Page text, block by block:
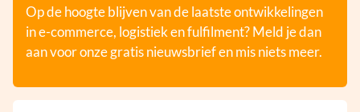
Op de hoogte blijven van de laatste ontwikkelingen
in e-commerce, logistiek en fulfilment? Meld je dan
aan voor onze gratis nieuwsbrief en mis niets meer.